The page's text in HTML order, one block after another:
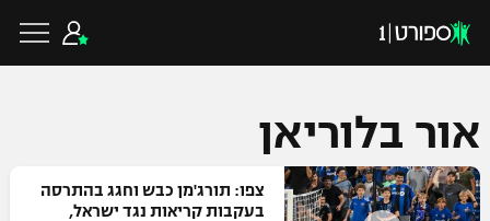
כדורגל ישראלי
אור בלוריאן
צפו: תורג'מן כבש וחגג בהתרסה
בעקבות קריאות נגד ישראל,